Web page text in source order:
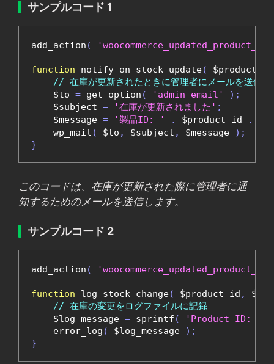
サンプルコード 1
add_action (
function notify_on_stock_update( $product_id
// 在庫が更新されたときに管理者にメールを送信
    $to
= get_option ( 'admin_email'
);
    $subject
= '在庫が更新されました' ;
    $message
= '製品ID: ' . $product_id .
    wp_mail
( $to , $subject , $message
);
}
このコードは、在庫が更新された際に管理者に通
知するためのメールを送信します。
サンプルコード 2
add_action (
function log_stock_change( $product_id ,
// 在庫の変更をログファイルに記録
    $log_message
= sprintf (
'Product ID:
    error_log
( $log_message
);
}